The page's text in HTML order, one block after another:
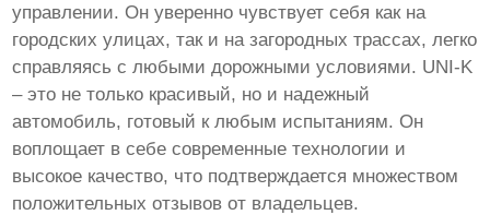
управлении. Он уверенно чувствует себя как на
городских улицах, так и на загородных трассах, легко
справляясь с любыми дорожными условиями. UNI-K
– это не только красивый, но и надежный
автомобиль, готовый к любым испытаниям. Он
воплощает в себе современные технологии и
высокое качество, что подтверждается множеством
положительных отзывов от владельцев.